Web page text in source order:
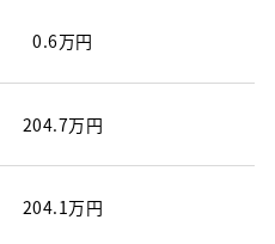
0.6万円
204.7万円
204.1万円